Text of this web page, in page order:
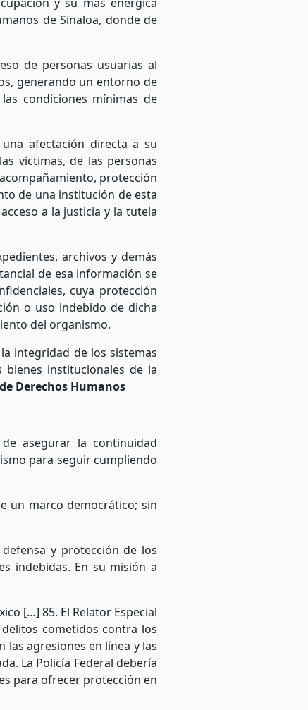
de Sinaloa, donde de
de personas usuarias al
generando un entorno de
condiciones mínimas de
afectación directa a su
víctimas, de las personas
protección
de una institución de esta
a la justicia y la tutela
archivos y demás
de esa información se
cuya protección
o uso indebido de dicha
del organismo.
integridad de los sistemas
institucionales de la
Derechos Humanos
asegurar la continuidad
para seguir cumpliendo
un marco democrático; sin
y protección de los
indebidas. En su misión a
[…] 85. El Relator Especial
cometidos contra los
las agresiones en línea y las
La Policía Federal debería
para ofrecer protección en